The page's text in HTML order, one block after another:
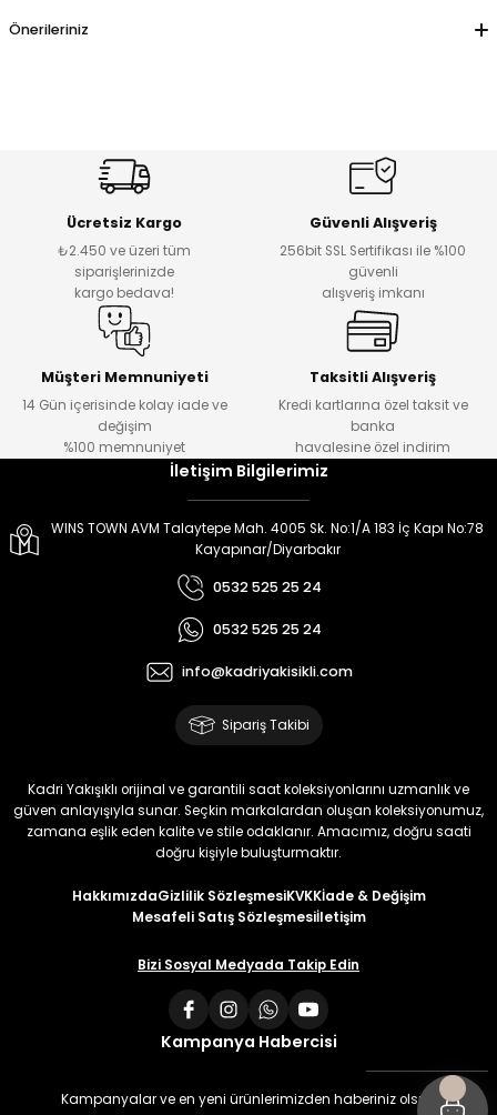
Önerileriniz
Ücretsiz Kargo
₺2.450 ve üzeri tüm
siparişlerinizde
kargo bedava!
Güvenli Alışveriş
256bit SSL Sertifikası ile %100
güvenli
alışveriş imkanı
Müşteri Memnuniyeti
14 Gün içerisinde kolay iade ve
değişim
%100 memnuniyet
Taksitli Alışveriş
Kredi kartlarına özel taksit ve
banka
havalesine özel indirim
İletişim Bilgilerimiz
WINS TOWN AVM Talaytepe Mah. 4005 Sk. No:1/A 183 İç Kapı No:78
Kayapınar/Diyarbakır
0532 525 25 24
0532 525 25 24
info@kadriyakisikli.com
Sipariş Takibi
Kadri Yakışıklı orijinal ve garantili saat koleksiyonlarını uzmanlık ve
güven anlayışıyla sunar. Seçkin markalardan oluşan koleksiyonumuz,
zamana eşlik eden kalite ve stile odaklanır. Amacımız, doğru saati
doğru kişiyle buluşturmaktır.
HakkımızdaGizlilik SözleşmesiKVKKİade & Değişim
Mesafeli Satış Sözleşmesiİletişim
Bizi Sosyal Medyada Takip Edin
Kampanya Habercisi
Kampanyalar ve en yeni ürünlerimizden haberiniz olsun